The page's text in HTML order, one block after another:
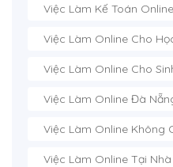
Việc Làm Kế Toán
Việc Làm Online Cho
Việc Làm Online Cho
Việc Làm Online Đà
Việc Làm Online Không
Việc Làm Online Tại